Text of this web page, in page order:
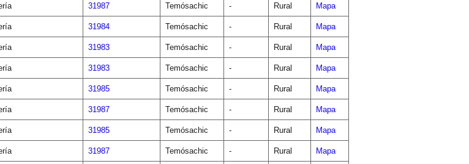
31987 Temósachic - Rural Mapa
31984 Temósachic - Rural Mapa
31983 Temósachic - Rural Mapa
31983 Temósachic - Rural Mapa
31985 Temósachic - Rural Mapa
31987 Temósachic - Rural Mapa
31985 Temósachic - Rural Mapa
31987 Temósachic - Rural Mapa